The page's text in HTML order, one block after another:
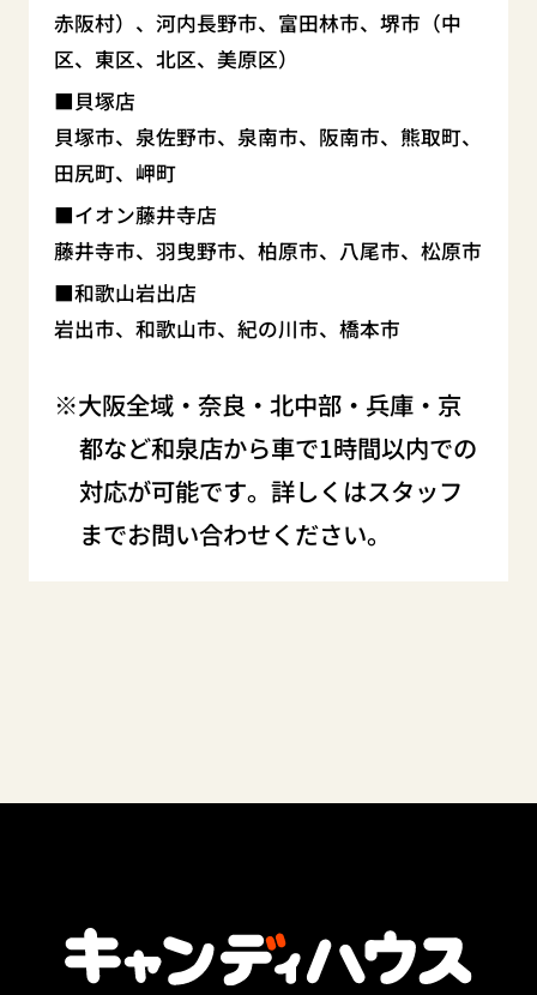
赤阪村）、河内長野市、富田林市、堺市（中
区、東区、北区、美原区）
貝塚店
貝塚市、泉佐野市、泉南市、阪南市、熊取町、
田尻町、岬町
イオン藤井寺店
藤井寺市、羽曳野市、柏原市、八尾市、松原市
和歌山岩出店
岩出市、和歌山市、紀の川市、橋本市
大阪全域・奈良・北中部・兵庫・京
都など和泉店から車で1時間以内での
対応が可能です。詳しくはスタッフ
までお問い合わせください。